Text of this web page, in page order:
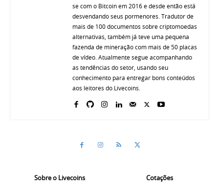
se com o Bitcoin em 2016 e desde então está
desvendando seus pormenores. Tradutor de
mais de 100 documentos sobre criptomoedas
alternativas, também já teve uma pequena
fazenda de mineração com mais de 50 placas
de vídeo. Atualmente segue acompanhando
as tendências do setor, usando seu
conhecimento para entregar bons conteúdos
aos leitores do Livecoins.
Sobre o Livecoins
Cotações